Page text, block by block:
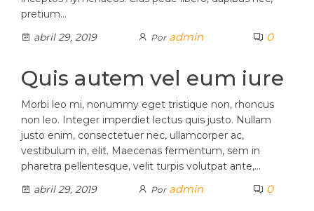
pretium…
abril 29, 2019
Por admin 0
Quis autem vel eum iure
Morbi leo mi, nonummy eget tristique non, rhoncus
non leo. Integer imperdiet lectus quis justo. Nullam
justo enim, consectetuer nec, ullamcorper ac,
vestibulum in, elit. Maecenas fermentum, sem in
pharetra pellentesque, velit turpis volutpat ante,…
abril 29, 2019
Por admin 0